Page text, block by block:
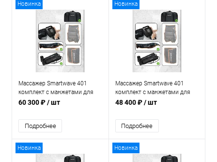
Новинка
Массажер Smartwave 401
комплект с манжетами для
ног и 2-мя манжетами для рук
60 300 ₽/ шт
Подробнее
Новинка
Массажер Smartwave 401
комплект с манжетами для
ног и манжетой для руки
48 400 ₽/ шт
Подробнее
Новинка Новинка